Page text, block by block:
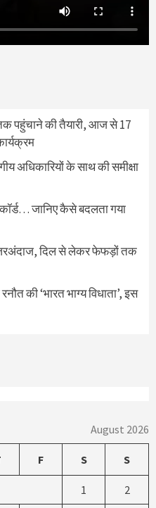
पहुंचाने की तैयारी, आज से 17
अधिकारियों के साथ की समीक्षा
जानिए कैसे बदलता गया
दिल से लेकर फेफड़ों तक
की ‘भारत भाग्य विधाता’, इस
August 2026
F S S
1 2